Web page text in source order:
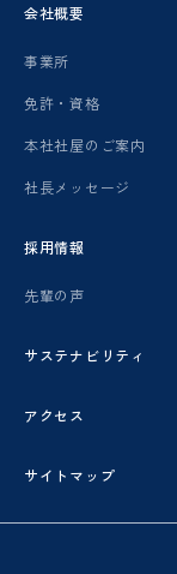
会社概要
事業所
免許・資格
本社社屋のご案内
社長メッセージ
採用情報
先輩の声
サステナビリティ
アクセス
サイトマップ